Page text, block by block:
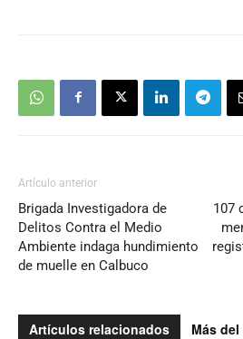
Artículo anterior
Brigada Investigadora de
Delitos Contra el Medio
Ambiente indaga hundimiento
de muelle en Calbuco
107
Artículos relacionados Más